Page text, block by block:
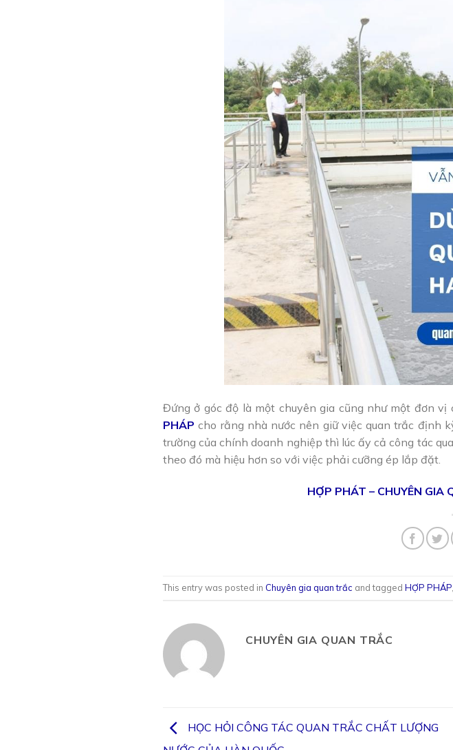
Đứng ở góc độ là một chuyên gia cũng như một đơn
PHÁP cho rằng nhà nước nên giữ việc quan trắc định
trường của chính doanh nghiệp thì lúc ấy cả công tác
theo đó mà hiệu hơn so với việc phải cưỡng ép lắp đặt.
HỢP PHÁT – CHUYÊN
This entry was posted in Chuyên gia quan trắc and tagged HỢP PHÁP
CHUYÊN GIA QUAN TRẮC
HỌC HỎI CÔNG TÁC QUAN TRẮC CHẤT LƯỢNG